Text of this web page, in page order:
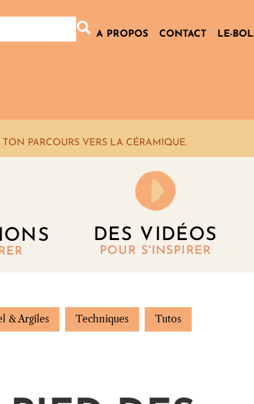
A PROPOS CONTACT LE-
PARCOURS VERS LA CÉRAMIQUE.
DES VIDÉOS
POUR S'INSPIRER
& Argiles Techniques Tutos